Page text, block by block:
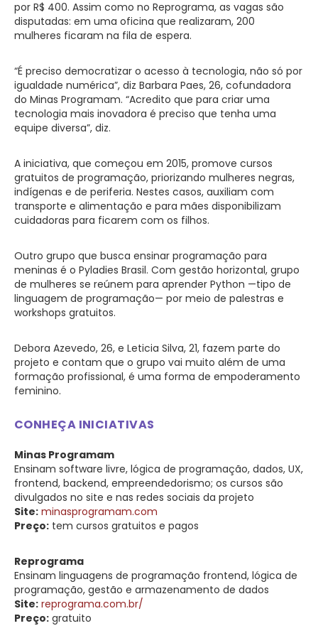
por R$ 400. Assim como no Reprograma, as vagas são
disputadas: em uma oficina que realizaram, 200
mulheres ficaram na fila de espera.
“É preciso democratizar o acesso à tecnologia, não só por
igualdade numérica”, diz Barbara Paes, 26, cofundadora
do Minas Programam. “Acredito que para criar uma
tecnologia mais inovadora é preciso que tenha uma
equipe diversa”, diz.
A iniciativa, que começou em 2015, promove cursos
gratuitos de programação, priorizando mulheres negras,
indígenas e de periferia. Nestes casos, auxiliam com
transporte e alimentação e para mães disponibilizam
cuidadoras para ficarem com os filhos.
Outro grupo que busca ensinar programação para
meninas é o Pyladies Brasil. Com gestão horizontal, grupo
de mulheres se reúnem para aprender Python —tipo de
linguagem de programação— por meio de palestras e
workshops gratuitos.
Debora Azevedo, 26, e Leticia Silva, 21, fazem parte do
projeto e contam que o grupo vai muito além de uma
formação profissional, é uma forma de empoderamento
feminino.
CONHEÇA INICIATIVAS
Minas Programam
Ensinam software livre, lógica de programação, dados, UX,
frontend, backend, empreendedorismo; os cursos são
divulgados no site e nas redes sociais da projeto
Site: minasprogramam.com
Preço: tem cursos gratuitos e pagos
Reprograma
Ensinam linguagens de programação frontend, lógica de
programação, gestão e armazenamento de dados
Site: reprograma.com.br/
Preço: gratuito